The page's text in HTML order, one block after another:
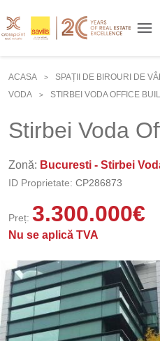
ACASA > SPAȚII DE BIROURI DE
VODA
> STIRBEI VODA OFFICE
Stirbei Voda
Zonă: Bucuresti - Stirbei
ID Proprietate: CP286873
Preț: 3.300.000€
Nu se aplică TVA